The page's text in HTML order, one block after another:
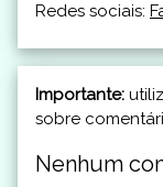
Redes sociais:
Importante:
sobre
Nenhum